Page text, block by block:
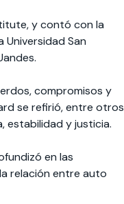
y contó con la
San
compromisos y
se refirió, entre otros
estabilidad y justicia.
en las
relación entre auto